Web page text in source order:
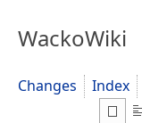
WackoWiki
Changes Index